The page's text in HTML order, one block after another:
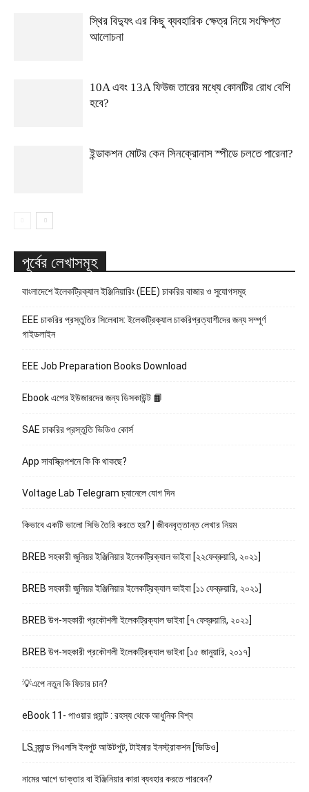
স্থির বিদ্যুৎ এর কিছু ব্যবহারিক ক্ষেত্র নিয়ে সংক্ষিপ্ত
আলোচনা
10A এবং 13A ফিউজ তারের মধ্যে কোনটির রোধ বেশি
হবে?
ইন্ডাকশন মোটর কেন সিনক্রোনাস স্পীডে চলতে পারেনা?
পূর্বের লেখাসমূহ
বাংলাদেশে ইলেকট্রিক্যাল ইঞ্জিনিয়ারিং (EEE) চাকরির বাজার ও সুযোগসমূহ
EEE চাকরির প্রস্তুতির সিলেবাস: ইলেকট্রিক্যাল চাকরিপ্রত্যাশীদের জন্য সম্পূর্ণ
গাইডলাইন
EEE Job Preparation Books Download
Ebook এপের ইউজারদের জন্য ডিসকাউন্ট 📙
SAE চাকরির প্রস্তুতি ভিডিও কোর্স
App সাবস্ক্রিপশনে কি কি থাকছে?
Voltage Lab Telegram চ্যানেলে যোগ দিন
কিভাবে একটি ভালো সিভি তৈরি করতে হয়? | জীবনবৃত্তান্ত লেখার নিয়ম
BREB সহকারী জুনিয়র ইঞ্জিনিয়ার ইলেকট্রিক্যাল ভাইবা [২২ফেব্রুয়ারি, ২০২১]
BREB সহকারী জুনিয়র ইঞ্জিনিয়ার ইলেকট্রিক্যাল ভাইবা [১১ ফেব্রুয়ারি, ২০২১]
BREB উপ-সহকারী প্রকৌশলী ইলেকট্রিক্যাল ভাইবা [৭ ফেব্রুয়ারি, ২০২১]
BREB উপ-সহকারী প্রকৌশলী ইলেকট্রিক্যাল ভাইবা [১৫ জানুয়ারি, ২০১৭]
💡এপে নতুন কি ফিচার চান?
eBook 11- পাওয়ার প্ল্যান্ট : রহস্য থেকে আধুনিক বিশ্ব
LS ব্র্যান্ড পিএলসি ইনপুট আউটপুট, টাইমার ইনস্ট্রাকশন [ভিডিও]
নামের আগে ডাক্তার বা ইঞ্জিনিয়ার কারা ব্যবহার করতে পারবেন?